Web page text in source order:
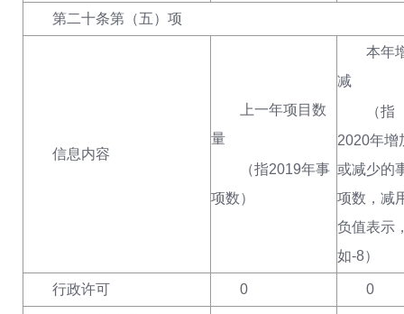
第二十条第（五）项
信息内容
上一年项目数
量
（指2019年事
项数）
本年
减
（指
2020年增
或减少的
项数，减
负值表示
如-8）
行政许可 0 0